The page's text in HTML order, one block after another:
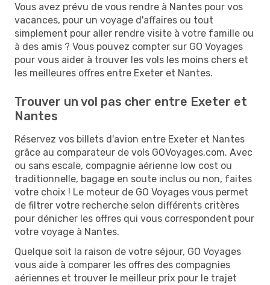
Vous avez prévu de vous rendre à Nantes pour vos
vacances, pour un voyage d'affaires ou tout
simplement pour aller rendre visite à votre famille ou
à des amis ? Vous pouvez compter sur GO Voyages
pour vous aider à trouver les vols les moins chers et
les meilleures offres entre Exeter et Nantes.
Trouver un vol pas cher entre Exeter et
Nantes
Réservez vos billets d'avion entre Exeter et Nantes
grâce au comparateur de vols GOVoyages.com. Avec
ou sans escale, compagnie aérienne low cost ou
traditionnelle, bagage en soute inclus ou non, faites
votre choix ! Le moteur de GO Voyages vous permet
de filtrer votre recherche selon différents critères
pour dénicher les offres qui vous correspondent pour
votre voyage à Nantes.
Quelque soit la raison de votre séjour, GO Voyages
vous aide à comparer les offres des compagnies
aériennes et trouver le meilleur prix pour le trajet